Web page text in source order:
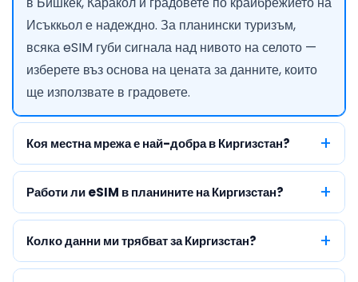
Исъккьол е надеждно. За планински туризъм,
всяка eSIM губи сигнала над нивото на селото —
изберете въз основа на цената за данните, които
ще използвате в градовете.
Коя местна мрежа е най-добра в Киргизстан?
Работи ли eSIM в планините на Киргизстан?
Колко данни ми трябват за Киргизстан?